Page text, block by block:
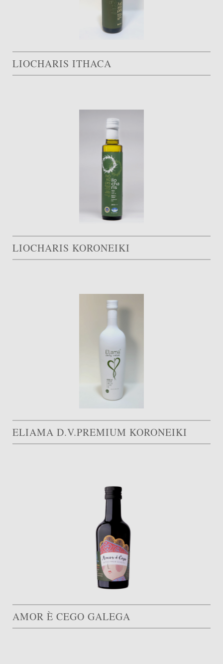
LIOCHARIS ITHACA
LIOCHARIS KORONEIKI
ELIAMA D.V.PREMIUM KORONEIKI
AMOR È CEGO GALEGA